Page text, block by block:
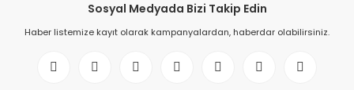
Sosyal Medyada Bizi Takip Edin
Haber listemize kayıt olarak kampanyalardan, haberdar olabilirsiniz.